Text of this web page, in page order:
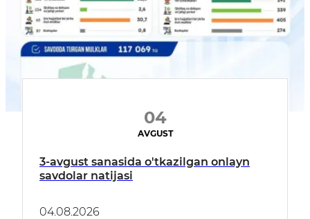
04
AVGUST
3-avgust sanasida o'tkazilgan onlayn
savdolar natijasi
04.08.2026